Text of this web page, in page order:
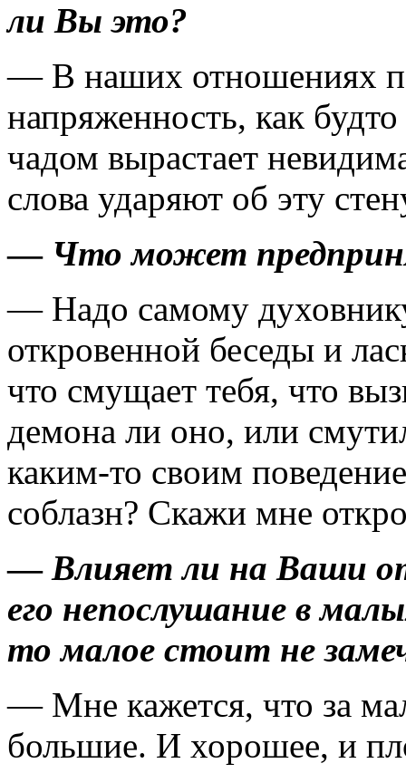
ли Вы это?
— В наших отношениях
напряженность, как
чадом вырастает
слова ударяют об эту
— Что может
— Надо самому
откровенной беседы и
что смущает тебя, что
демона ли оно, или
каким-то сво­им
соблазн? Скажи мне
— Влияет ли на Ваши
его непослушание в
то малое стоит не
— Мне кажется, что за
большие. И хорошее, и